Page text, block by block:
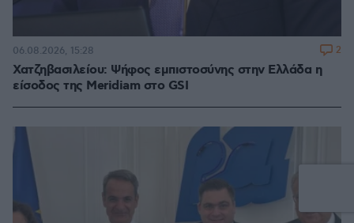
Χατζηβασιλείου: Ψήφος εμπιστοσύνης στην Ελλάδα η
είσοδος της Meridiam στο GSI
06.08.2026, 15:28 2